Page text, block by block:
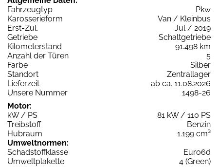
Fahrzeugtyp
Pkw
Karosserieform
Van / Kleinbus
Erst-Zul.
Jul / 2019
Getriebe
Schaltgetriebe
Kilometerstand
91.498 km
Anzahl der Türen
5
Farbe
Silber
Standort
Zentrallager
Lieferzeit
ab ca. 11.08.2026
Unsere Nummer
1498-26
Motor:
kW / PS
81 kW / 110 PS
Treibstoff
Benzin
Hubraum
1.199 cm³
Umweltnormen:
Schadstoffklasse
Euro6d
Umweltplakette
4 (Green)